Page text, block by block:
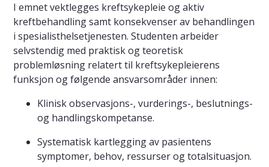
I emnet vektlegges kreftsykepleie og aktiv
kreftbehandling samt konsekvenser av behandlingen
i spesialisthelsetjenesten. Studenten arbeider
selvstendig med praktisk og teoretisk
problemløsning relatert til kreftsykepleierens
funksjon og følgende ansvarsområder innen:
Klinisk observasjons-, vurderings-, beslutnings-
og handlingskompetanse.
Systematisk kartlegging av pasientens
symptomer, behov, ressurser og totalsituasjon.